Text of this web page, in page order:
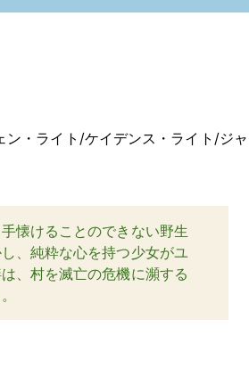
・ライト/ケイデンス・ライト/ジャ
懐けることのできない野生
、純粋な心を持つ少女がユ
、村を滅亡の危機に瀕する